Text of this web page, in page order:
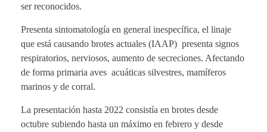
ser reconocidos.
Presenta sintomatología en general inespecífica, el linaje
que está causando brotes actuales (IAAP) presenta signos
respiratorios, nerviosos, aumento de secreciones. Afectando
de forma primaria aves acuáticas silvestres, mamíferos
marinos y de corral.
La presentación hasta 2022 consistía en brotes desde
octubre subiendo hasta un máximo en febrero y desde